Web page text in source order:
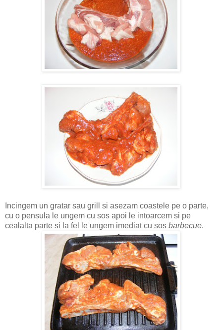
Incingem un gratar sau grill si asezam coastele pe o parte,
cu o pensula le ungem cu sos apoi le intoarcem si pe
cealalta parte si la fel le ungem imediat cu sos barbecue.